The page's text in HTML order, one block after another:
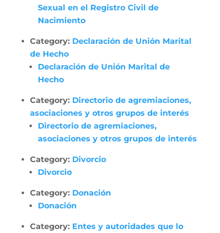
Sexual en el Registro Civil de
Nacimiento
Category: Declaración de Unión Marital
de Hecho
Declaración de Unión Marital de
Hecho
Category: Directorio de agremiaciones,
asociaciones y otros grupos de interés
Directorio de agremiaciones,
asociaciones y otros grupos de interés
Category: Divorcio
Divorcio
Category: Donación
Donación
Category: Entes y autoridades que lo